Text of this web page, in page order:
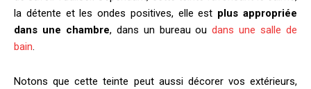
la détente et les ondes positives, elle est plus appropriée
dans une chambre, dans un bureau oudans une salle de
bain.
Notons que cette teinte peut aussi décorer vos extérieurs,